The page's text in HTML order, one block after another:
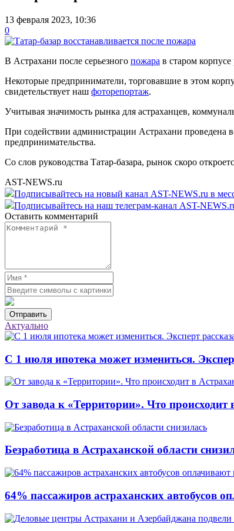
13 февраля 2023, 10:36
0
В Астрахани после серьезного пожара в старом
Некоторые предприниматели, торговавшие в этом
свидетельствует наш фоторепортаж.
Учитывая значимость рынка для астраханцев,
При содействии администрации Астрахани проведена
предпринимательства.
Со слов руководства Татар-базара, рынок скоро
AST-NEWS.ru
Подписывайтесь на новый канал AST-NEWS.ru в
Подписывайтесь на наш телеграм-канал AST-
Оставить комментарий
Отправить
Актуально
С 1 июля ипотека может измениться.
От завода к «Территории». Что
Безработица в Астраханской области
64% пассажиров астраханских автобусов